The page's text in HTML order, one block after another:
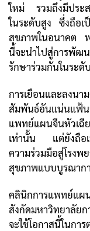
ใหม่ รวมถึงมีประส
ในระดับสูง ซึ่งถือ
สุขภาพในอนาคต พ
นี้จะนำไปสู่การพัฒ
รักษาร่วมกันในระดั
การเยือนและลงนา
สัมพันธ์อันแน่นแฟ้น
แพทย์แผนจีนหัวเ
เท่านั้น แต่ยังถือเ
ความร่วมมือสู่โรงพ
สุขภาพแบบบูรณาก
คลินิกการแพทย์แผ
สังกัดมหาวิทยาลัย
จะใช้โอกาสนี้ในกา